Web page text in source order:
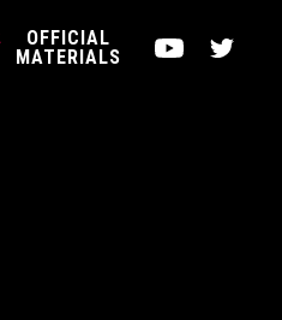
OFFICIAL
MATERIALS